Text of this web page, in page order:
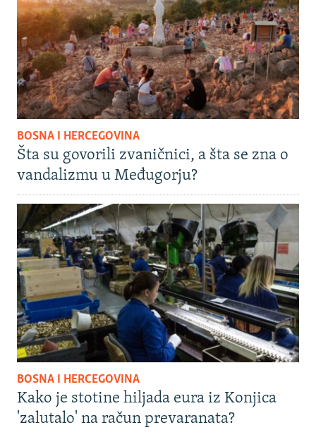
BOSNA I HERCEGOVINA
Šta su govorili zvaničnici, a šta se zna o
vandalizmu u Međugorju?
BOSNA I HERCEGOVINA
Kako je stotine hiljada eura iz Konjica
'zalutalo' na račun prevaranata?